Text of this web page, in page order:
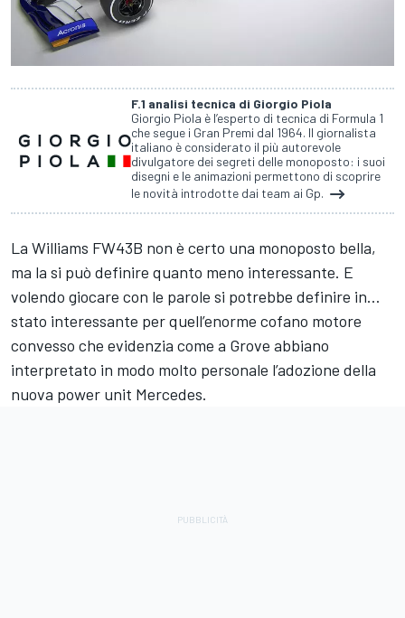
F.1 analisi tecnica di Giorgio Piola
Giorgio Piola è l’esperto di tecnica di Formula 1
che segue i Gran Premi dal 1964. Il giornalista
italiano è considerato il più autorevole
divulgatore dei segreti delle monoposto: i suoi
disegni e le animazioni permettono di scoprire
le novità introdotte dai team ai Gp.
La Williams FW43B non è certo una monoposto bella,
ma la si può definire quanto meno interessante. E
volendo giocare con le parole si potrebbe definire in…
stato interessante per quell’enorme cofano motore
convesso che evidenzia come a Grove abbiano
interpretato in modo molto personale l’adozione della
nuova power unit Mercedes.